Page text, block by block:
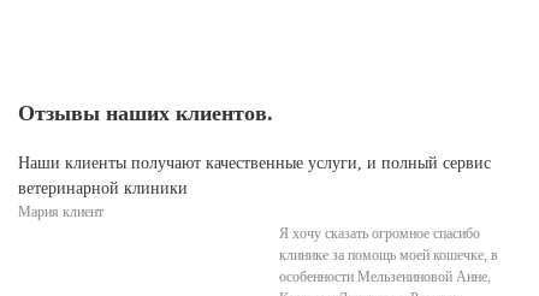
Отзывы наших клиентов.
Наши клиенты получают качественные услуги, и полный сервис
ветеринарной клиники
Мария клиент
Я хочу сказать огромное спасибо
клинике за помощь моей кошечке, в
особенности Мельзениновой Анне,